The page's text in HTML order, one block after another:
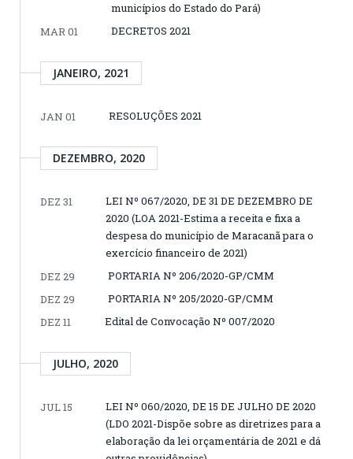
municípios do Estado do Pará)
MAR 01
DECRETOS 2021
JANEIRO, 2021
JAN 01 RESOLUÇÕES 2021
DEZEMBRO, 2020
DEZ 31
LEI Nº 067/2020, DE 31 DE DEZEMBRO DE
2020 (LOA 2021-Estima a receita e fixa a
despesa do município de Maracanã para o
exercício financeiro de 2021)
DEZ 29
PORTARIA Nº 206/2020-GP/CMM
DEZ 29
PORTARIA Nº 205/2020-GP/CMM
DEZ 11
Edital de Convocação Nº 007/2020
JULHO, 2020
JUL 15
LEI Nº 060/2020, DE 15 DE JULHO DE 2020
(LDO 2021-Dispõe sobre as diretrizes para a
elaboração da lei orçamentária de 2021 e dá